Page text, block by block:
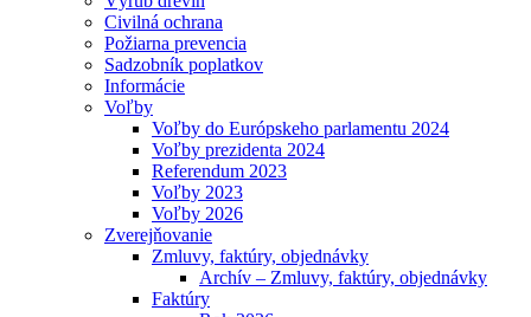
Civilná ochrana
Požiarna prevencia
Sadzobník poplatkov
Informácie
Voľby
Voľby do Európskeho parlamentu 2024
Voľby prezidenta 2024
Referendum 2023
Voľby 2023
Voľby 2026
Zverejňovanie
Zmluvy, faktúry, objednávky
Archív – Zmluvy, faktúry, objednávky
Faktúry